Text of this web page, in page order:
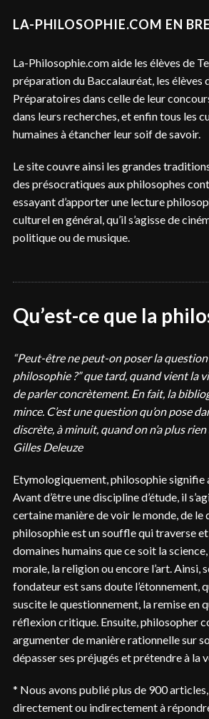
LA-PHILOSOPHIE.COM EN
La-Philosophie.com aide les élèves de
préparation du Baccalauréat, les élèves
Préparatoires dans celle de leur
dans leurs recherches, et enfin tous les
humaines à étancher leur soif de savoir.
Le site couvre ainsi les grandes
des présocratiques aux philosophes
essayant d’apporter une lecture
culturel en général, qu’il s’agisse de
politique ou de musique.
Qu’est-ce que la
“Peut-être ne peut-on poser la question
philosophie ?” que tard, quand vient la
de parler concrètement. En fait, la
mince. C’est une question qu’on pose
discrète, à minuit, quand on n’a plus rien
Gilles Deleuze
Etymologiquement, philosophie signifie
Avant d’être une discipline d’étude, il
certaine manière de voir le monde, de le
philosophie est un souffle qui traverse
domaines humains que ce soit la
morale, la religion ou encore l’art. Ainsi,
fondateur est sans doute l’étonnement,
suscite le questionnement, la remise en
réflexion critique. Ensuite, philosopher
argumenter de manière rationnelle sur
dépasser ses préjugés et prétendre à la
* Nous avons publié plus de 900
directement ou indirectement à